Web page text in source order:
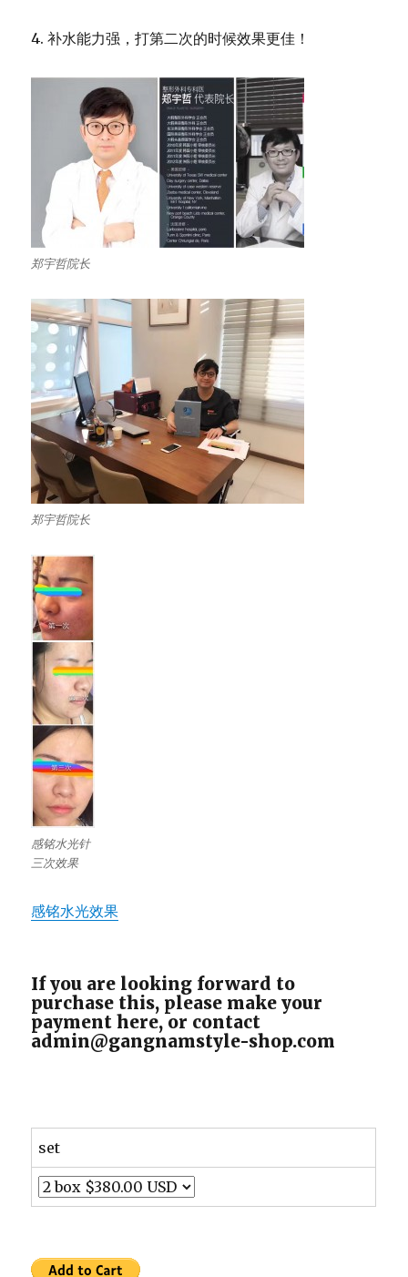
4. 补水能力强，打第二次的时候效果更佳！
郑宇哲院长
郑宇哲院长
感铭水光针
三次效果
感铭水光效果
If you are looking forward to
purchase this, please make your
payment here, or contact
admin@gangnamstyle-shop.com
set